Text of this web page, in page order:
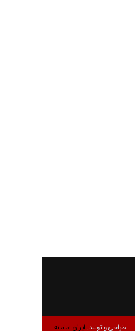
طراحی و تولید: ایران سامانه